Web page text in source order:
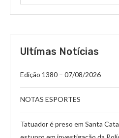
Ultímas Notícias
Edição 1380 – 07/08/2026
NOTAS ESPORTES
Tatuador é preso em Santa